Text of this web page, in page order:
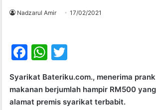
Nadzarul Amir 17/02/2021
F
c
e
W
at
s
itt
er
Syarikat Bateriku.com., menerima
makanan berjumlah hampir RM500
alamat premis syarikat terbabit.